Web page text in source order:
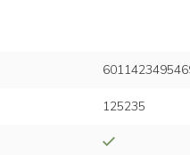
125235